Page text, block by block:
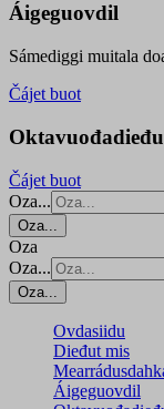
Áigeguovdil
Sámediggi muitala
Čájet buot
Čájet buot
Oza...
Oza...
Oza
Oza...
Oza...
Ovdasiidu
Dieđut mis
Áigeguovdil